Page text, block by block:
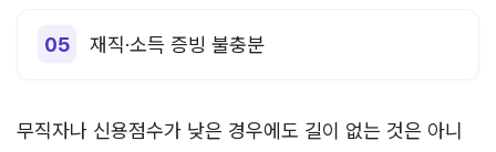
재직·소득 증빙 불충분
무직자나 신용점수가 낮은 경우에도 길이 없는 것은 아니